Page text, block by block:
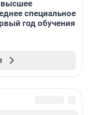
высшее
специальное
год обучения